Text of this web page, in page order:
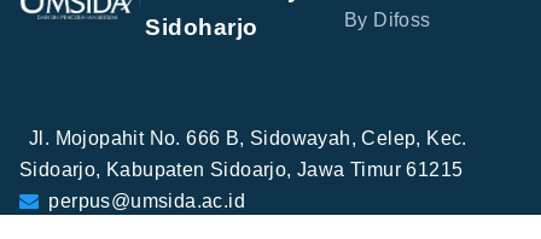
Sidoharjo
By Difoss
Jl. Mojopahit No. 666 B, Sidowayah, Celep, Kec.
Sidoarjo, Kabupaten Sidoarjo, Jawa Timur 61215
perpus@umsida.ac.id